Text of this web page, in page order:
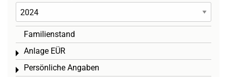
Familienstand
Anlage EÜR
Toggle menu
Persönliche Angaben
Toggle menu